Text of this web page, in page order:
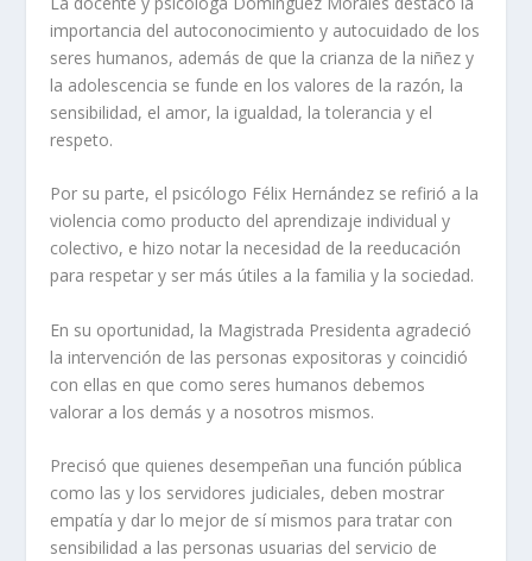
importancia del autoconocimiento y autocuidado de los
seres humanos, además de que la crianza de la niñez y
la adolescencia se funde en los valores de la razón, la
sensibilidad, el amor, la igualdad, la tolerancia y el
respeto.
Por su parte, el psicólogo Félix Hernández se refirió a la
violencia como producto del aprendizaje individual y
colectivo, e hizo notar la necesidad de la reeducación
para respetar y ser más útiles a la familia y la sociedad.
En su oportunidad, la Magistrada Presidenta agradeció
la intervención de las personas expositoras y coincidió
con ellas en que como seres humanos debemos
valorar a los demás y a nosotros mismos.
Precisó que quienes desempeñan una función pública
como las y los servidores judiciales, deben mostrar
empatía y dar lo mejor de sí mismos para tratar con
sensibilidad a las personas usuarias del servicio de